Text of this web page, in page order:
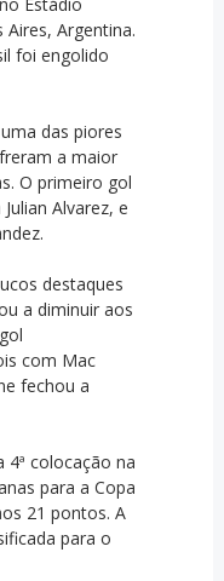
Argentina.
foi engolido
das piores
a maior
O primeiro gol
Alvarez, e
destaques
a diminuir aos
com Mac
fechou a
4ª colocação na
para a Copa
21 pontos. A
para o